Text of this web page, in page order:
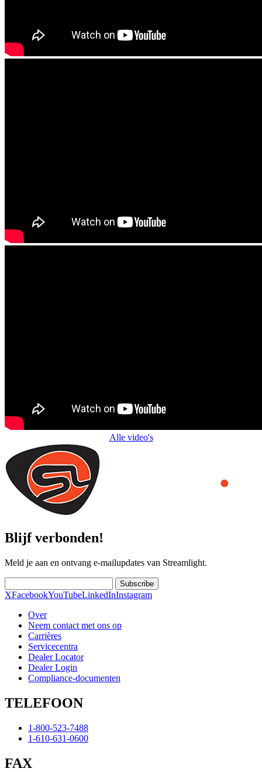
Alle video's
Blijf verbonden!
Meld je aan en ontvang e-mailupdates van Streamlight.
Subscribe
XFacebookYouTubeLinkedInInstagram
Over
Neem contact met ons op
Carrières
Servicecentra
Dealer Locator
Dealer Login
Compliance-documenten
TELEFOON
1-800-523-7488
1-610-631-0600
FAX